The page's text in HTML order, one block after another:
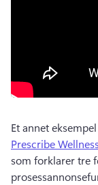
Et annet
Prescribe
som forklarer tre